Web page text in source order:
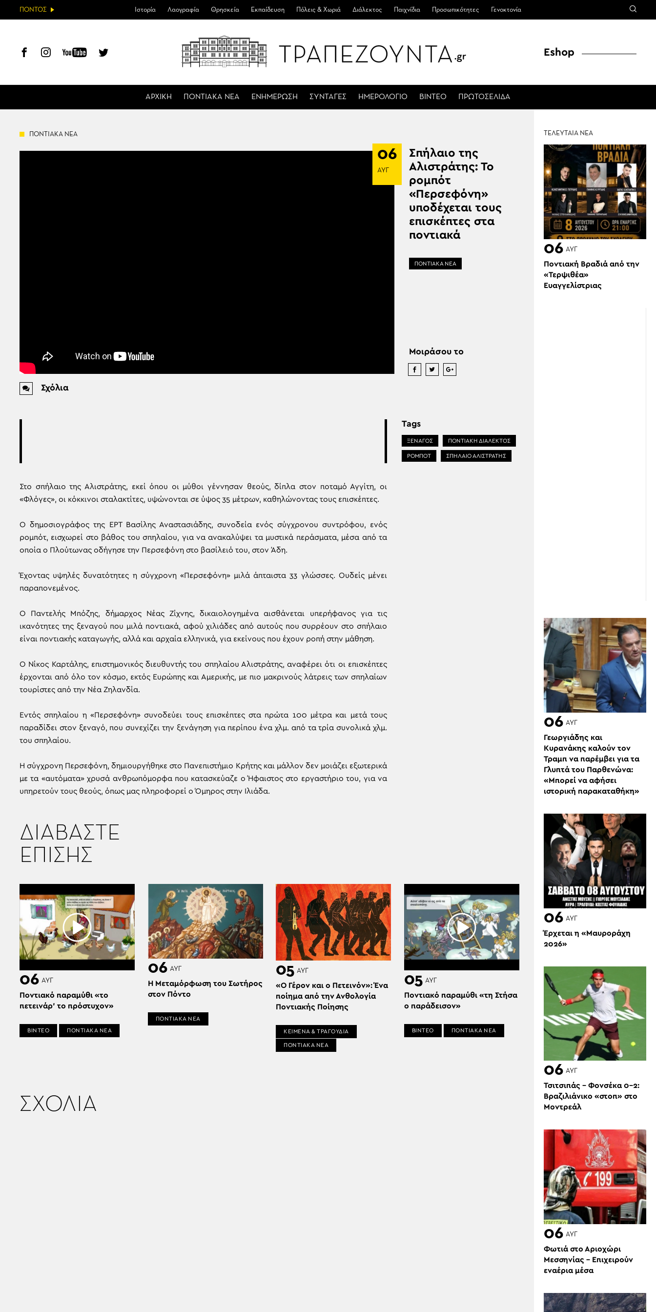
ΠΟΝΤΟΣ Ιστορία Λαογραφία Θρησκεία Εκπαίδευση Πόλεις & Χωριά Διάλεκτος Παιχνίδια Προσωπικότητες Γενοκτονία
ΑΡΧΙΚΗ ΠΟΝΤΙΑΚΑ ΝΕΑ ΕΝΗΜΕΡΩΣΗ ΣΥΝΤΑΓΕΣ ΗΜΕΡΟΛΟΓΙΟ ΒΙΝΤΕΟ ΠΡΩΤΟΣΕΛΙΔΑ
Eshop
ΠΟΝΤΙΑΚΑ ΝΕΑ
06
ΑΥΓ
Σχόλια
Σπήλαιο της
Αλιστράτης: Το
ρομπότ
«Περσεφόνη»
υποδέχεται τους
επισκέπτες στα
ποντιακά
ΠΟΝΤΙΑΚΑ ΝΕΑ
Μοιράσου το
Στο σπήλαιο της Αλιστράτης, εκεί όπου οι μύθοι γέννησαν θεούς, δίπλα στον ποταμό Αγγίτη, οι
«Φλόγες», οι κόκκινοι σταλακτίτες, υψώνονται σε ύψος 35 μέτρων, καθηλώνοντας τους επισκέπτες.
Ο δημοσιογράφος της ΕΡΤ Βασίλης Αναστασιάδης, συνοδεία ενός σύγχρονου συντρόφου, ενός
ρομπότ, εισχωρεί στο βάθος του σπηλαίου, για να ανακαλύψει τα μυστικά περάσματα, μέσα από τα
οποία ο Πλούτωνας οδήγησε την Περσεφόνη στο βασίλειό του, στον Άδη.
Έχοντας υψηλές δυνατότητες η σύγχρονη «Περσεφόνη» μιλά άπταιστα 33 γλώσσες. Ουδείς μένει
παραπονεμένος.
Ο Παντελής Μπόζης, δήμαρχος Νέας Ζίχνης, δικαιολογημένα αισθάνεται υπερήφανος για τις
ικανότητες της ξεναγού που μιλά ποντιακά, αφού χιλιάδες από αυτούς που συρρέουν στο σπήλαιο
είναι ποντιακής καταγωγής, αλλά και αρχαία ελληνικά, για εκείνους που έχουν ροπή στην μάθηση.
Ο Νίκος Καρτάλης, επιστημονικός διευθυντής του σπηλαίου Αλιστράτης, αναφέρει ότι οι επισκέπτες
έρχονται από όλο τον κόσμο, εκτός Ευρώπης και Αμερικής, με πιο μακρινούς λάτρεις των σπηλαίων
τουρίστες από την Νέα Ζηλανδία.
Εντός σπηλαίου η «Περσεφόνη» συνοδεύει τους επισκέπτες στα πρώτα 100 μέτρα και μετά τους
παραδίδει στον ξεναγό, που συνεχίζει την ξενάγηση για περίπου ένα χλμ. από τα τρία συνολικά χλμ.
του σπηλαίου.
Η σύγχρονη Περσεφόνη, δημιουργήθηκε στο Πανεπιστήμιο Κρήτης και μάλλον δεν μοιάζει εξωτερικά
με τα «αυτόματα» χρυσά ανθρωπόμορφα που κατασκεύαζε ο Ήφαιστος στο εργαστήριο του, για να
υπηρετούν τους θεούς, όπως μας πληροφορεί ο Όμηρος στην Ιλιάδα.
Tags
ΞΕΝΑΓΟΣ ΠΟΝΤΙΑΚΗ ΔΙΑΛΕΚΤΟΣ
ΡΟΜΠΟΤ ΣΠΗΛΑΙΟ ΑΛΙΣΤΡΑΤΗΣ
ΔΙΑΒΑΣΤΕ
ΕΠΙΣΗΣ
06 ΑΥΓ
Ποντιακό παραμύθι «το
πετεινάρ’ το πρόστυχον»
ΒΙΝΤΕΟ ΠΟΝΤΙΑΚΑ ΝΕΑ
06 ΑΥΓ
Η Μεταμόρφωση του Σωτήρος
στον Πόντο
ΠΟΝΤΙΑΚΑ ΝΕΑ
05 ΑΥΓ
«Ο Γέρον και ο Πετεινόν»: Ένα
ποίημα από την Ανθολογία
Ποντιακής Ποίησης
ΚΕΙΜΕΝΑ & ΤΡΑΓΟΥΔΙΑ
ΠΟΝΤΙΑΚΑ ΝΕΑ
05 ΑΥΓ
Ποντιακό παραμύθι «τη Στήσα
ο παράδεισον»
ΒΙΝΤΕΟ ΠΟΝΤΙΑΚΑ ΝΕΑ
ΣΧΟΛΙΑ
ΤΕΛΕΥΤΑΙΑ ΝΕΑ
06 ΑΥΓ
Ποντιακή Βραδιά από την
«Τερψιθέα»
Ευαγγελίστριας
06 ΑΥΓ
Γεωργιάδης και
Κυρανάκης καλούν τον
Τραμπ να παρέμβει για τα
Γλυπτά του Παρθενώνα:
«Μπορεί να αφήσει
ιστορική παρακαταθήκη»
06 ΑΥΓ
Έρχεται η «Μαυροράχη
2026»
06 ΑΥΓ
Τσιτσιπάς – Φονσέκα 0-2:
Βραζιλιάνικο «στοπ» στο
Μοντρεάλ
06 ΑΥΓ
Φωτιά στο Αριοχώρι
Μεσσηνίας – Επιχειρούν
εναέρια μέσα